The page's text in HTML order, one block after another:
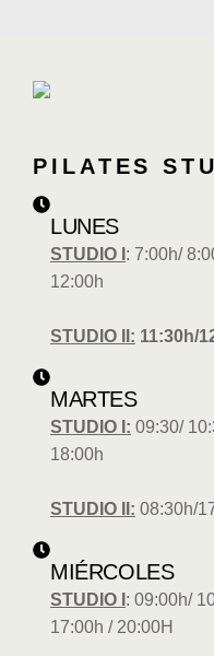
PILATES
LUNES
STUDIO I : 7:00h/
12:00h
STUDIO II: 11:30h/
MARTES
STUDIO I: 09:30/
18:00h
STUDIO II: 08:30h/
MIÉRCOLES
STUDIO I : 09:00h/
17:00h / 20:00H